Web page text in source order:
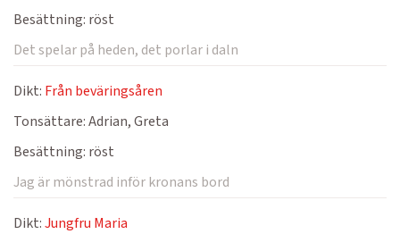
Besättning: röst
Det spelar på heden, det porlar i daln
Dikt: Från beväringsåren
Tonsättare:Adrian, Greta
Besättning: röst
Jag är mönstrad inför kronans bord
Dikt:Jungfru Maria